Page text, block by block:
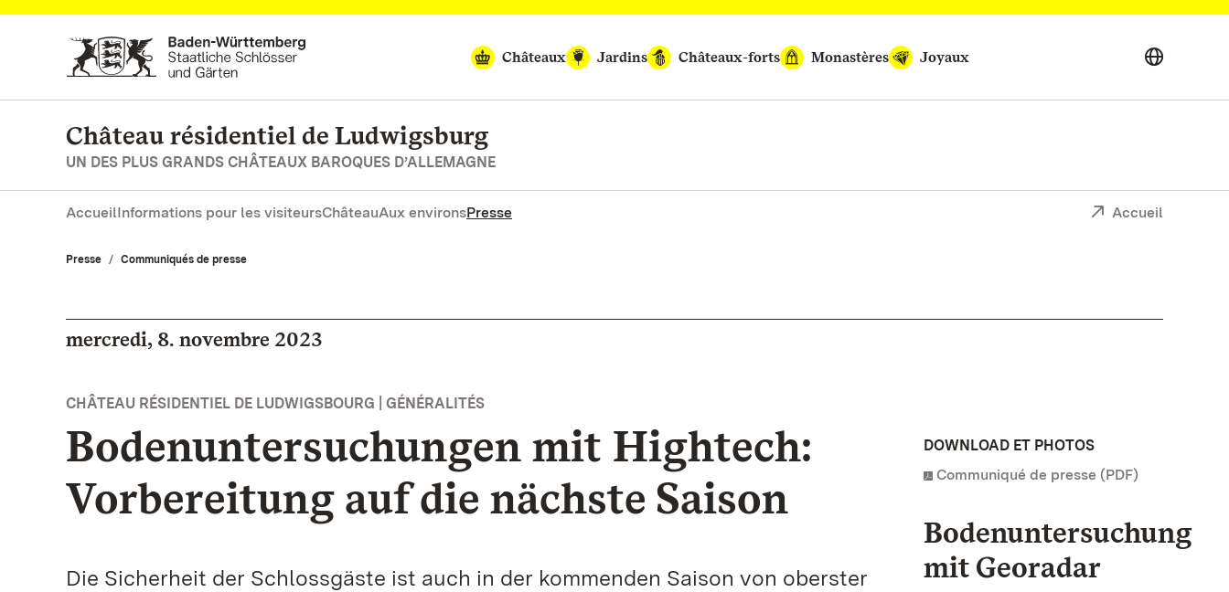
Vers la page d’accueil
Châteaux
Jardins Châteaux-forts Monastères Joyaux
Château résidentiel de Ludwigsburg
UN DES PLUS GRANDS CHÂTEAUX BAROQUES D’ALLEMAGNE
AccueilInformations pour les visiteursChâteauAux environsPresse Accueil
Presse Communiqués de presse
mercredi, 8. novembre 2023
CHÂTEAU RÉSIDENTIEL DE LUDWIGSBOURG | GÉNÉRALITÉS
Bodenuntersuchungen mit Hightech:
Vorbereitung auf die nächste Saison
Die Sicherheit der Schlossgäste ist auch in der kommenden Saison von oberster
DOWNLOAD ET PHOTOS
Communiqué de presse (PDF)
Bodenuntersuchung
mit Georadar